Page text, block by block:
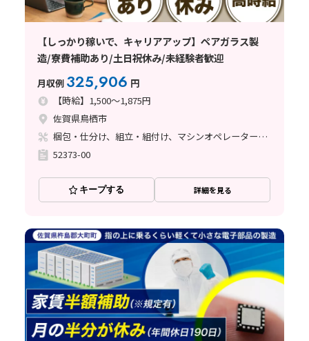
【しっかり稼いで、キャリアアップ】ペアガラス製
造/寮費補助あり/土日祝休み/未経験者歓迎
月収例 325,906 円
【時給】1,500～1,875円
佐賀県鳥栖市
梱包・仕分け、組立・組付け、マシンオペレーター、立ち作業
52373-00
キープする 詳細を見る